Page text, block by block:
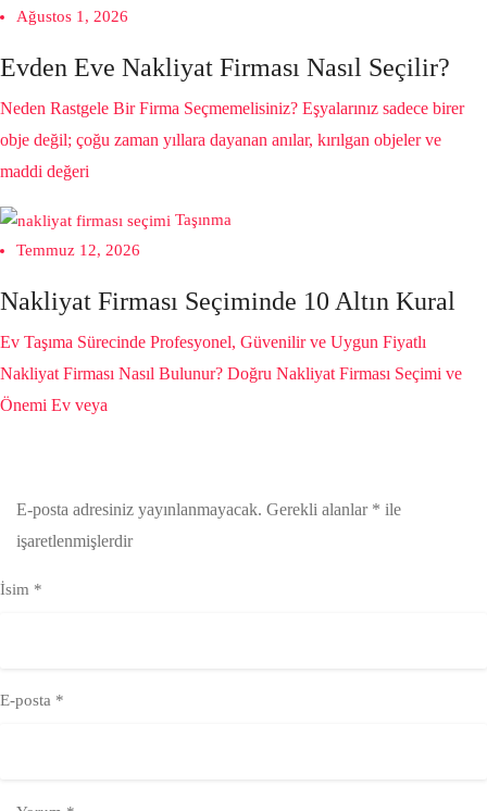
Ağustos 1, 2026
Evden Eve Nakliyat Firması Nasıl Seçilir?
Neden Rastgele Bir Firma Seçmemelisiniz? Eşyalarınız sadece birer
obje değil; çoğu zaman yıllara dayanan anılar, kırılgan objeler ve
maddi değeri
Taşınma
Temmuz 12, 2026
Nakliyat Firması Seçiminde 10 Altın Kural
Ev Taşıma Sürecinde Profesyonel, Güvenilir ve Uygun Fiyatlı
Nakliyat Firması Nasıl Bulunur? Doğru Nakliyat Firması Seçimi ve
Önemi Ev veya
E-posta adresiniz yayınlanmayacak. Gerekli alanlar * ile
işaretlenmişlerdir
İsim *
E-posta *